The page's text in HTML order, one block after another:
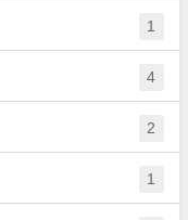
1
4
2
1